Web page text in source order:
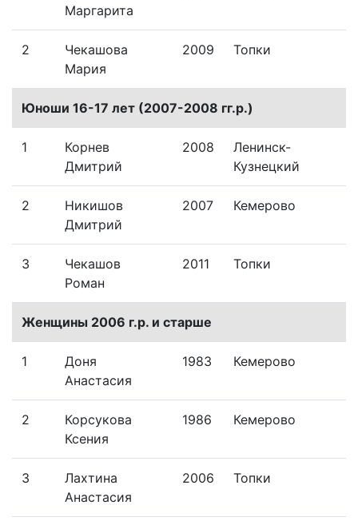
Маргарита
2
Чекашова
Мария
2009 Топки
Юноши 16-17 лет (2007-2008 гг.р.)
1
Корнев
Дмитрий
2008
Ленинск-
Кузнецкий
2
Никишов
Дмитрий
2007 Кемерово
3
Чекашов
Роман
2011 Топки
Женщины 2006 г.р. и старше
1
Доня
Анастасия
1983 Кемерово
2
Корсукова
Ксения
1986 Кемерово
3
Лахтина
Анастасия
2006 Топки